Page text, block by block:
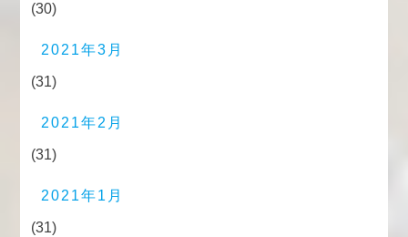
(30)
2021年3月
(31)
2021年2月
(31)
2021年1月
(31)